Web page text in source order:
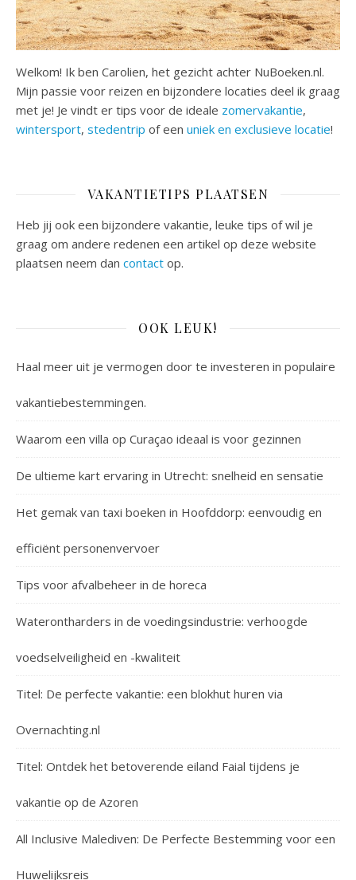
Welkom! Ik ben Carolien, het gezicht achter NuBoeken.nl.
Mijn passie voor reizen en bijzondere locaties deel ik graag
met je! Je vindt er tips voor de ideale zomervakantie,
wintersport, stedentrip of een uniek en exclusieve locatie!
VAKANTIETIPS PLAATSEN
Heb jij ook een bijzondere vakantie, leuke tips of wil je
graag om andere redenen een artikel op deze website
plaatsen neem dan contact op.
OOK LEUK!
Haal meer uit je vermogen door te investeren in populaire
vakantiebestemmingen.
Waarom een villa op Curaçao ideaal is voor gezinnen
De ultieme kart ervaring in Utrecht: snelheid en sensatie
Het gemak van taxi boeken in Hoofddorp: eenvoudig en
efficiënt personenvervoer
Tips voor afvalbeheer in de horeca
Waterontharders in de voedingsindustrie: verhoogde
voedselveiligheid en -kwaliteit
Titel: De perfecte vakantie: een blokhut huren via
Overnachting.nl
Titel: Ontdek het betoverende eiland Faial tijdens je
vakantie op de Azoren
All Inclusive Malediven: De Perfecte Bestemming voor een
Huwelijksreis